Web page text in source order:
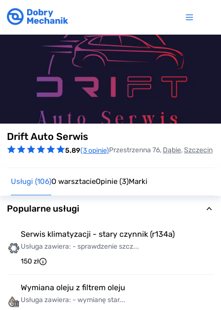
Drift Auto Serwis
5.89(3 opinie)Przestrzenna 76, Dąbie,Szczecin
Usługi (106)O warsztacieOpinie (3)Marki
Popularne usługi
Serwis klimatyzacji - stary czynnik (r134a)
Usługa zawiera: - sprawdzenie szcz...
150 zł
Wymiana oleju z filtrem oleju
Usługa zawiera: - wymianę star...